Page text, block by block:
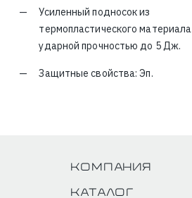
Усиленный подносок из
термопластического материала
ударной прочностью до 5 Дж.
Защитные свойства: Эп.
Компания
Каталог